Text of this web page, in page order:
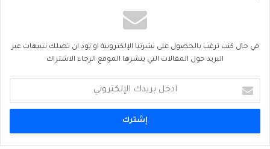
في حال كنت ترغب بالحصول على نشرتنا الإلكترونية او تود ان تصلك تنبيهات عبر
البريد حول المقالات التي ينشرها الموقع الرجاء الاشتراك
بريدك
الإلكتروني